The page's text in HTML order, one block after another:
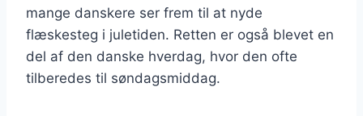
mange danskere ser frem til at nyde
flæskesteg i juletiden. Retten er også blevet en
del af den danske hverdag, hvor den ofte
tilberedes til søndagsmiddag.